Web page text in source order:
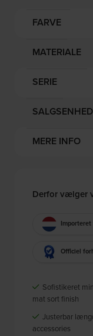
FARVE
MATERIALE
SERIE
SALGSENHED
MERE INFO
Derfor vælger
Officiel
Sofistikeret
mat sort finish
Justerbar
accessories